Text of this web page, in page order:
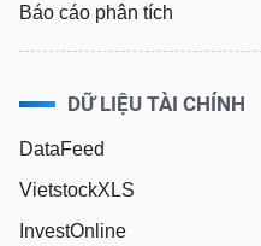
Báo cáo phân tích
DỮ LIỆU TÀI CHÍNH
DataFeed
VietstockXLS
InvestOnline
NGHIỆP